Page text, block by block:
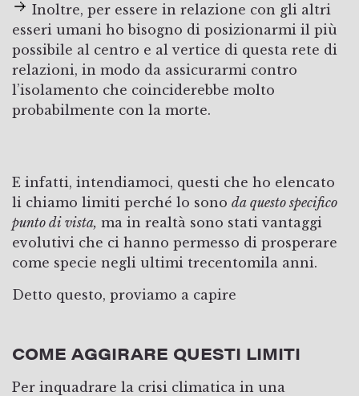
Inoltre, per essere in relazione con gli altri
esseri umani ho bisogno di posizionarmi il più
possibile al centro e al vertice di questa rete di
relazioni, in modo da assicurarmi contro
l’isolamento che coinciderebbe molto
probabilmente con la morte.
E infatti, intendiamoci, questi che ho elencato
li chiamo limiti perché lo sono da questo specifico
punto di vista, ma in realtà sono stati vantaggi
evolutivi che ci hanno permesso di prosperare
come specie negli ultimi trecentomila anni.
Detto questo, proviamo a capire
COME AGGIRARE QUESTI LIMITI
Per inquadrare la crisi climatica in una